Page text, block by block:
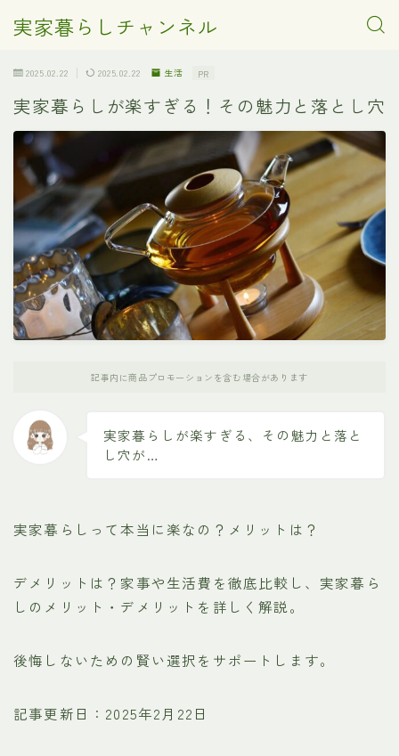
実家暮らしチャンネル
2025.02.22 2025.02.22 生活 PR
実家暮らしが楽すぎる！その魅力と落とし穴
記事内に商品プロモーションを含む場合があります
実家暮らしが楽すぎる、その魅力と落と
し穴が…
実家暮らしって本当に楽なの？メリットは？
デメリットは？家事や生活費を徹底比較し、実家暮ら
しのメリット・デメリットを詳しく解説。
後悔しないための賢い選択をサポートします。
記事更新日：2025年2月22日